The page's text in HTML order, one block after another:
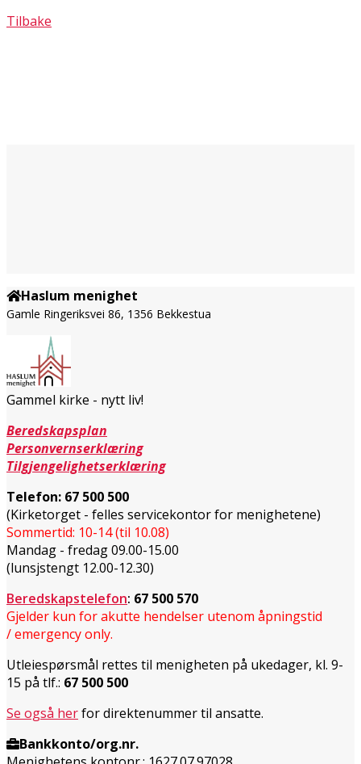
Tilbake
Haslum menighet
Gamle Ringeriksvei 86, 1356 Bekkestua
Gammel kirke - nytt liv!
Beredskapsplan
Personvernserklæring
Tilgjengelighetserklæring
Telefon: 67 500 500
(Kirketorget - felles servicekontor for menighetene)
Sommertid: 10-14 (til 10.08)
Mandag - fredag 09.00-15.00
(lunsjstengt 12.00-12.30)
Beredskapstelefon: 67 500 570
Gjelder kun for akutte hendelser utenom åpningstid
/ emergency only.
Utleiespørsmål rettes til menigheten på ukedager, kl. 9-
15 på tlf.: 67 500 500
Se også herfor direktenummer til ansatte.
Bankkonto/org.nr.